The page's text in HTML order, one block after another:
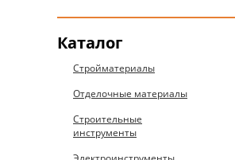
Каталог
Стройматериалы
Отделочные материалы
Строительные
инструменты